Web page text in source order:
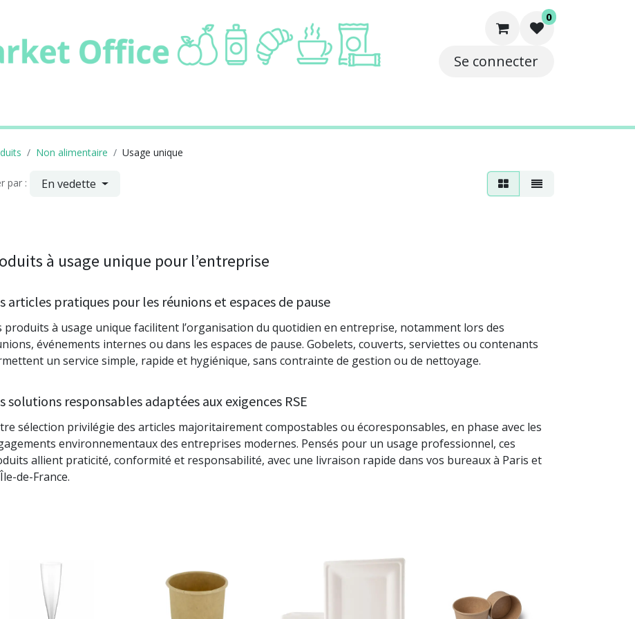
0
Se connecter
Non alimentaire Usage unique
par : En vedette
à usage unique pour l’entreprise
articles pratiques pour les réunions et espaces de pause
produits à usage unique facilitent l’organisation du quotidien en entreprise, notamment lors des
événements internes ou dans les espaces de pause. Gobelets, couverts, serviettes ou contenants
un service simple, rapide et hygiénique, sans contrainte de gestion ou de nettoyage.
solutions responsables adaptées aux exigences RSE
sélection privilégie des articles majoritairement compostables ou écoresponsables, en phase avec les
environnementaux des entreprises modernes. Pensés pour un usage professionnel, ces
allient praticité, conformité et responsabilité, avec une livraison rapide dans vos bureaux à Paris et
de-France.